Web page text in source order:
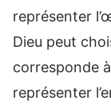
représenter
Dieu peut
corresponde
représenter